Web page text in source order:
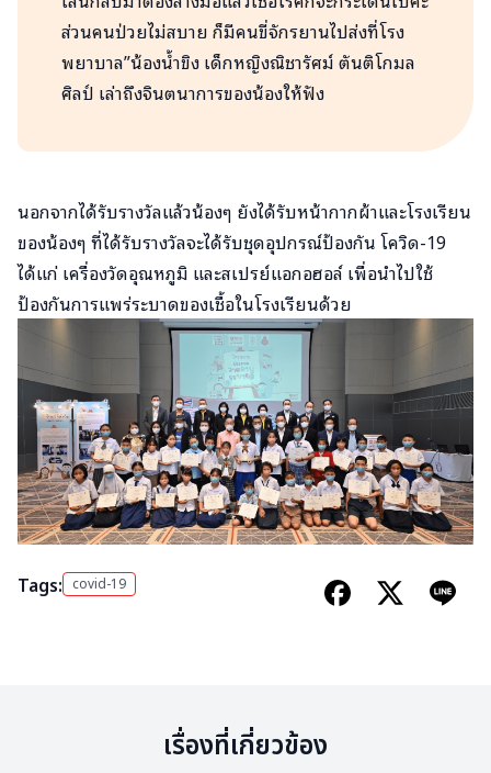
ส่วนคนป่วยไม่สบาย ก็มีคนขี่จักรยานไปส่งที่โรง
พยาบาล”น้องน้ำขิง เด็กหญิงณิชารัศม์ ตันติโกมล
ศิลป์ เล่าถึงจินตนาการของน้องให้ฟัง
นอกจากได้รับรางวัลแล้วน้องๆ ยังได้รับหน้ากากผ้าและโรงเรียน
ของน้องๆ ที่ได้รับรางวัลจะได้รับชุดอุปกรณ์ป้องกัน โควิด-19
ได้แก่ เครื่องวัดอุณหภูมิ และสเปรย์แอกอฮอล์ เพื่อนำไปใช้
ป้องกันการแพร่ระบาดของเชื้อในโรงเรียนด้วย
Tags: covid-19
เรื่องที่เกี่ยวข้อง